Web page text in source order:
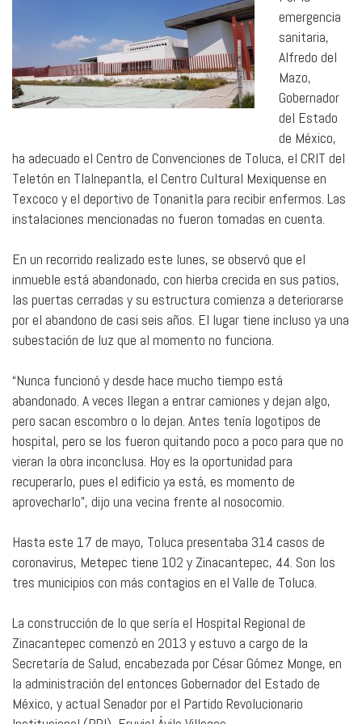
emergencia
sanitaria,
Alfredo del
Mazo,
Gobernador
del Estado
de México,
ha adecuado el Centro de Convenciones de Toluca, el CRIT del
Teletón en Tlalnepantla, el Centro Cultural Mexiquense en
Texcoco y el deportivo de Tonanitla para recibir enfermos. Las
instalaciones mencionadas no fueron tomadas en cuenta.
En un recorrido realizado este lunes, se observó que el
inmueble está abandonado, con hierba crecida en sus patios,
las puertas cerradas y su estructura comienza a deteriorarse
por el abandono de casi seis años. El lugar tiene incluso ya una
subestación de luz que al momento no funciona.
“Nunca funcionó y desde hace mucho tiempo está
abandonado. A veces llegan a entrar camiones y dejan algo,
pero sacan escombro o lo dejan. Antes tenía logotipos de
hospital, pero se los fueron quitando poco a poco para que no
vieran la obra inconclusa. Hoy es la oportunidad para
recuperarlo, pues el edificio ya está, es momento de
aprovecharlo”, dijo una vecina frente al nosocomio.
Hasta este 17 de mayo, Toluca presentaba 314 casos de
coronavirus, Metepec tiene 102 y Zinacantepec, 44. Son los
tres municipios con más contagios en el Valle de Toluca.
La construcción de lo que sería el Hospital Regional de
Zinacantepec comenzó en 2013 y estuvo a cargo de la
Secretaría de Salud, encabezada por César Gómez Monge, en
la administración del entonces Gobernador del Estado de
México, y actual Senador por el Partido Revolucionario